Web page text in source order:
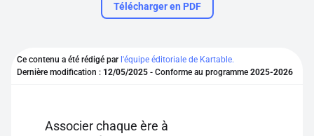
Se connecter
Pour profiter de 10 contenus offerts.
Télécharger en PDF
Ce contenu a été rédigé par l'équipe éditoriale de Kartable.
Dernière modification : 12/05/2025 - Conforme au programme 2025-2026
Associer chaque ère à